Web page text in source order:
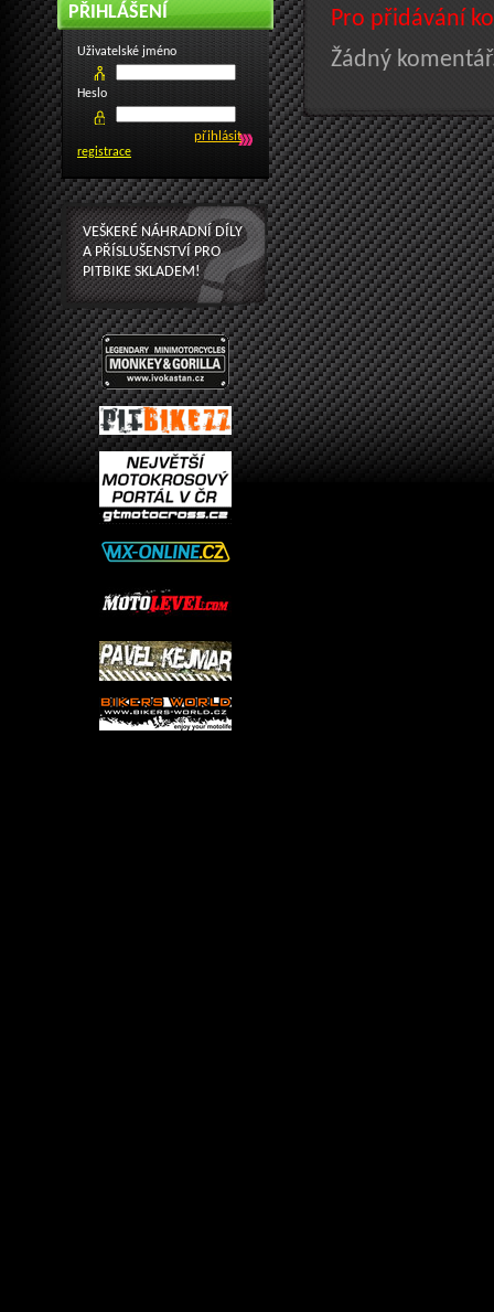
Pro přidávání
Žádný
PŘIHLÁŠENÍ
Uživatelské jméno
Heslo
registrace
VEŠKERÉ NÁHRADNÍ DÍLY
A PŘÍSLUŠENSTVÍ PRO
PITBIKE SKLADEM!